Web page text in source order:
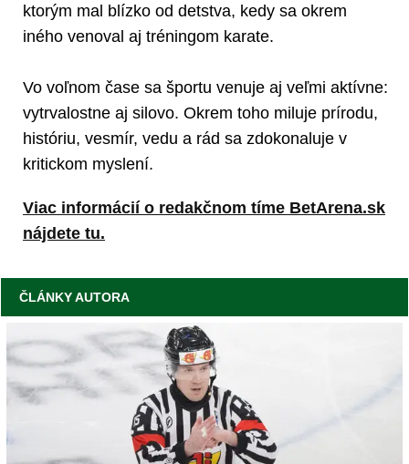
ktorým mal blízko od detstva, kedy sa okrem
iného venoval aj tréningom karate.
Vo voľnom čase sa športu venuje aj veľmi aktívne:
vytrvalostne aj silovo. Okrem toho miluje prírodu,
históriu, vesmír, vedu a rád sa zdokonaluje v
kritickom myslení.
Viac informácií o redakčnom tíme BetArena.sk
nájdete tu.
ČLÁNKY AUTORA